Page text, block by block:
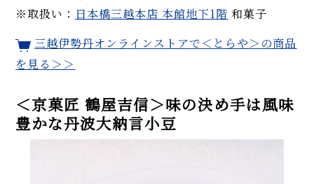
※取扱い： 日本橋三越本店 本館地下1階 和菓子
三越伊勢丹オンラインストアで＜とらや＞の商品
を見る＞＞
＜京菓匠 鶴屋吉信＞味の決め手は風味
豊かな丹波大納言小豆